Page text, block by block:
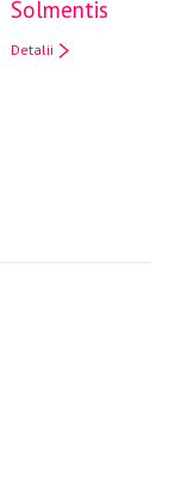
Solmentis
Detalii